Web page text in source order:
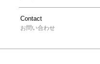
Contact
お問い合わせ